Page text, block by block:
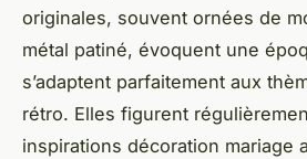
originales, souvent ornées de
métal patiné, évoquent une
s’adaptent parfaitement aux
rétro. Elles figurent
inspirations décoration mariage